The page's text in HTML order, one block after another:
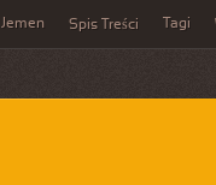
Jemen Spis Treści Tagi